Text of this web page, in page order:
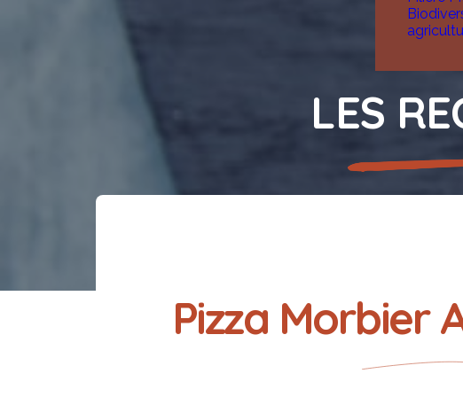
LES
Pizza Morbier